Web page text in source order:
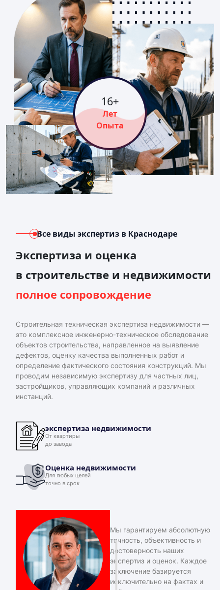
16+
Лет
Опыта
Все виды экспертиз в Краснодаре
Экспертиза и оценка
в строительстве и недвижимости
полное сопровождение
Строительная техническая экспертиза недвижимости —
это комплексное инженерно-техническое обследование
объектов строительства, направленное на выявление
дефектов, оценку качества выполненных работ и
определение фактического состояния конструкций. Мы
проводим независимую экспертизу для частных лиц,
застройщиков, управляющих компаний и различных
инстанций.
экспертиза недвижимости
От квартиры
до завода
Оценка недвижимости
Для любых целей
точно в срок
Мы гарантируем абсолютную
точность, объективность и
достоверность наших
экспертиз и оценок. Каждое
заключение базируется
исключительно на фактах и